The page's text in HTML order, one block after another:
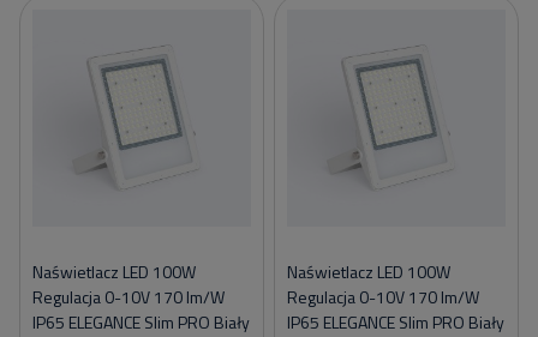
Naświetlacz LED 100W
Regulacja 0-10V 170 lm/W
IP65 ELEGANCE Slim PRO Biały
Naświetlacz LED 100W
Regulacja 0-10V 170 lm/W
IP65 ELEGANCE Slim PRO Biały